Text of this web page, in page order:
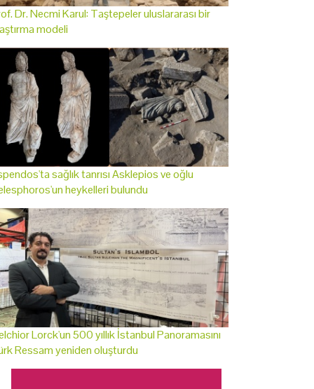
Dr. Necmi Karul: Taştepeler uluslararası bir
modeli
sağlık tanrısı Asklepios ve oğlu
heykelleri bulundu
Lorck'un 500 yıllık İstanbul Panoramasını
Ressam yeniden oluşturdu